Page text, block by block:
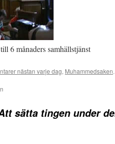
6 månaders samhällstjänst
nästan varje dag, Muhammedsaken
sätta tingen under